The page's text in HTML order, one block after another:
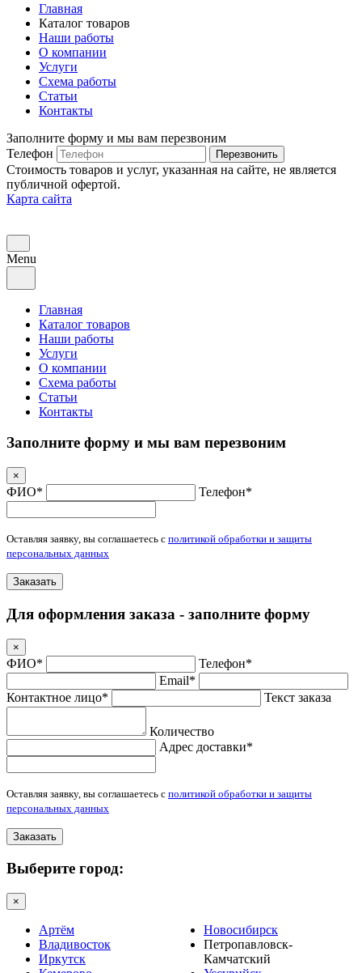
Главная
Каталог товаров
Наши работы
О компании
Услуги
Схема работы
Статьи
Контакты
Заполните форму и мы вам перезвоним
Телефон
Перезвонить
Стоимость товаров и услуг, указанная на сайте, не является
публичной офертой.
Карта сайта
Menu
Главная
Каталог товаров
Наши работы
Услуги
О компании
Схема работы
Статьи
Контакты
Заполните форму и мы вам перезвоним
×
ФИО* Телефон*
Оставляя заявку, вы соглашаетесь с политикой обработки и защиты
персональных данных
Заказать
Для оформления заказа - заполните форму
×
ФИО*
Телефон*
Email*
Контактное лицо*
Текст заказа
Количество
Адрес доставки*
Оставляя заявку, вы соглашаетесь с политикой обработки и защиты
персональных данных
Заказать
Выберите город:
×
Артём
Владивосток
Иркутск
Новосибирск
Петропавловск-
Камчатский